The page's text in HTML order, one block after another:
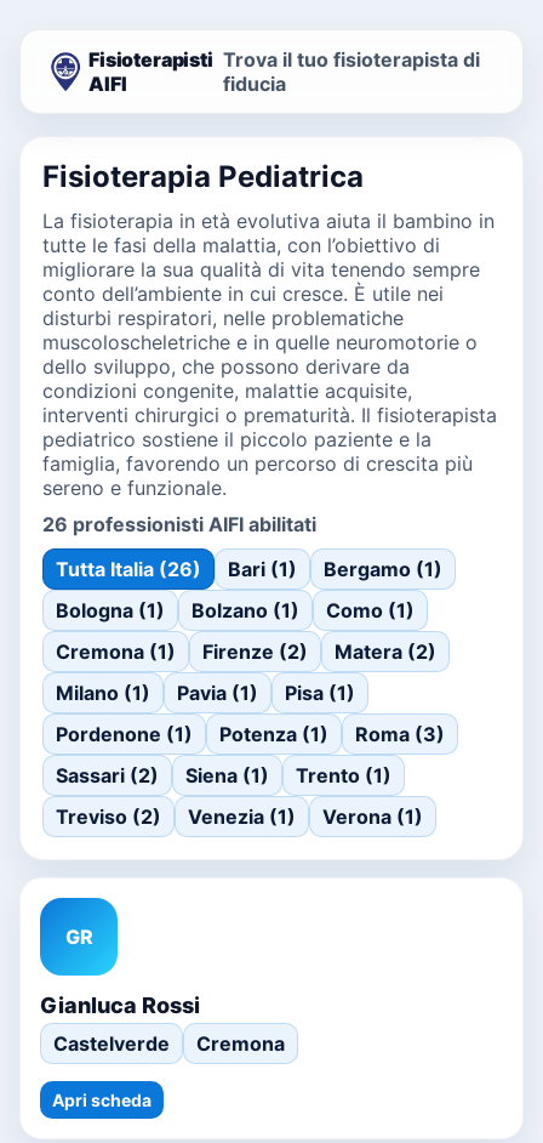
Fisioterapisti
AIFI
Trova il tuo fisioterapista di
fiducia
Fisioterapia Pediatrica
La fisioterapia in età evolutiva aiuta il bambino in
tutte le fasi della malattia, con l’obiettivo di
migliorare la sua qualità di vita tenendo sempre
conto dell’ambiente in cui cresce. È utile nei
disturbi respiratori, nelle problematiche
muscoloscheletriche e in quelle neuromotorie o
dello sviluppo, che possono derivare da
condizioni congenite, malattie acquisite,
interventi chirurgici o prematurità. Il fisioterapista
pediatrico sostiene il piccolo paziente e la
famiglia, favorendo un percorso di crescita più
sereno e funzionale.
26 professionisti AIFI abilitati
Tutta Italia (26)
Bari (1)
Bergamo (1)
Bologna (1)
Bolzano (1)
Como (1)
Cremona (1)
Firenze (2)
Matera (2)
Milano (1)
Pavia (1)
Pisa (1)
Pordenone (1)
Potenza (1)
Roma (3)
Sassari (2)
Siena (1)
Trento (1)
Treviso (2)
Venezia (1) Verona (1)
GR
Gianluca Rossi
Castelverde Cremona
Apri scheda